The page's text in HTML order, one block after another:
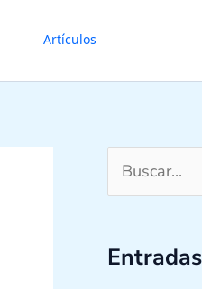
Artículos